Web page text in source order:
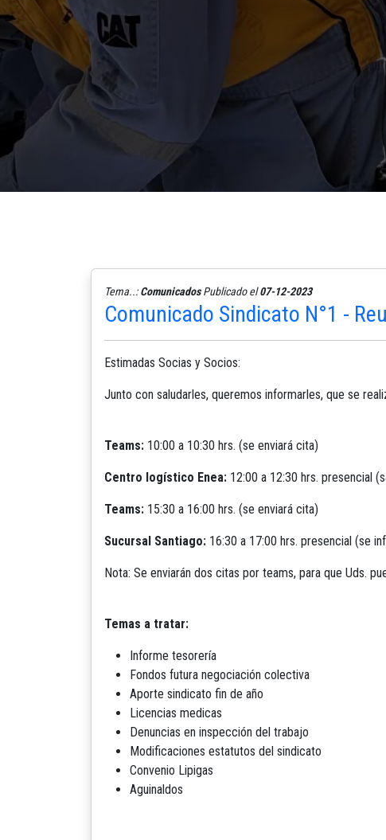
Tema..:ComunicadosPublicado el07-12-2023
Comunicado Sindicato N°1 -
Estimadas Socias y Socios:
Junto con saludarles, queremos informarles, que se
Teams: 10:00 a 10:30 hrs. (se enviará cita)
Centro logístico Enea: 12:00 a 12:30 hrs. presencial
Teams: 15:30 a 16:00 hrs. (se enviará cita)
Sucursal Santiago: 16:30 a 17:00 hrs. presencial (se
Nota: Se enviarán dos citas por teams, para que Uds.
Temas a tratar:
Informe tesorería
Fondos futura negociación colectiva
Aporte sindicato fin de año
Licencias medicas
Denuncias en inspección del trabajo
Modificaciones estatutos del sindicato
Convenio Lipigas
Aguinaldos